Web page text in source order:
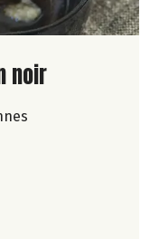
noir